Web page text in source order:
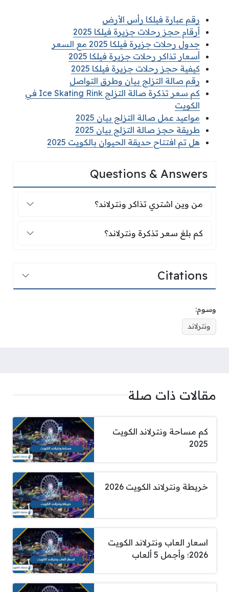
رقم عبارة فيلكا رأس الأرض
أرقام حجز رحلات جزيرة فيلكا 2025
جدول رحلات جزيرة فيلكا 2025 مع السعر
أسعار تذاكر رحلات جزيرة فيلكا 2025
كيفية حجز رحلات جزيرة فيلكا 2025
رقم صالة التزلج بيان وطرق التواصل
كم سعر تذكرة صالة التزلج Ice Skating Rink في
الكويت
مواعيد عمل صالة التزلج بيان 2025
طريقة حجز صالة التزلج بيان 2025
هل تم افتتاح حديقة الحيوان بالكويت 2025
Questions & Answers
من وين اشتري تذاكر ونترلاند؟
من وين اشتري تذاكر ونترلاند؟
كم بلغ سعر تذكرة ونترلاند؟
كم بلغ سعر تذكرة ونترلاند؟
Citations
وسوم:
ونترلاند
مقالات ذات صلة
كم مساحة ونترلاند الكويت
2025
خريطة ونترلاند الكويت 2026
اسعار العاب ونترلاند الكويت
2026؛ وأجمل 5 ألعاب